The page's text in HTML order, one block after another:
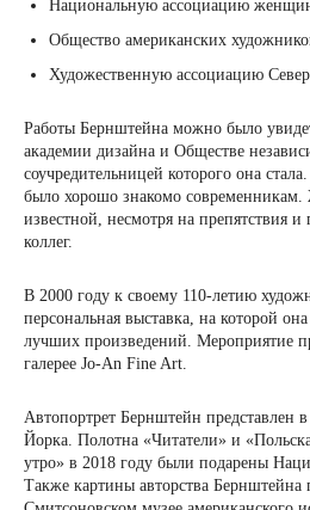
Национальную ассоциацию
Общество американских
Художественную ассоциацию
Работы Бернштейна можно было
академии дизайна и Обществе
соучредительницей которого она
было хорошо знакомо современникам.
известной, несмотря на препятствия
коллег.
В 2000 году к своему 110-летию
персональная выставка, на которой
лучших произведений. Мероприятие
галерее Jo-An Fine Art.
Автопортрет Бернштейн представлен
Йорка. Полотна «Читатели» и
утро» в 2018 году были подарены
Также картины авторства Бернштейна